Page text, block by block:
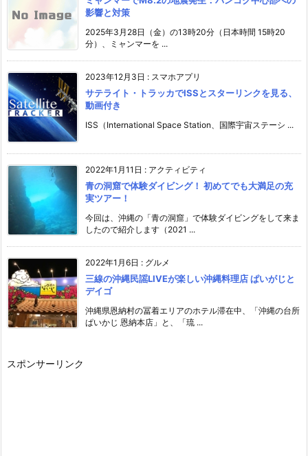
影響と対策
2025年3月28日（金）の13時20分（日本時間 15時20
分）、ミャンマーを ...
2023年12月3日 : スマホアプリ
サテライト・トラッカでISSとスターリンクを見る、
動画付き
ISS（International Space Station、国際宇宙ステーシ ...
2022年1月11日 : アクティビティ
青の洞窟で体験ダイビング！ 初めてでも大満足の充
実ツアー！
今回は、沖縄の「青の洞窟」で体験ダイビングをして来ま
したので紹介します（2021 ...
2022年1月6日 : グルメ
三線の沖縄民謡LIVEが楽しい沖縄料理店 ぱいがじと
デイゴ
沖縄県恩納村の冨着エリアのホテル滞在中、「沖縄の台所
ぱいかじ 恩納本店」と、「琉 ...
スポンサーリンク